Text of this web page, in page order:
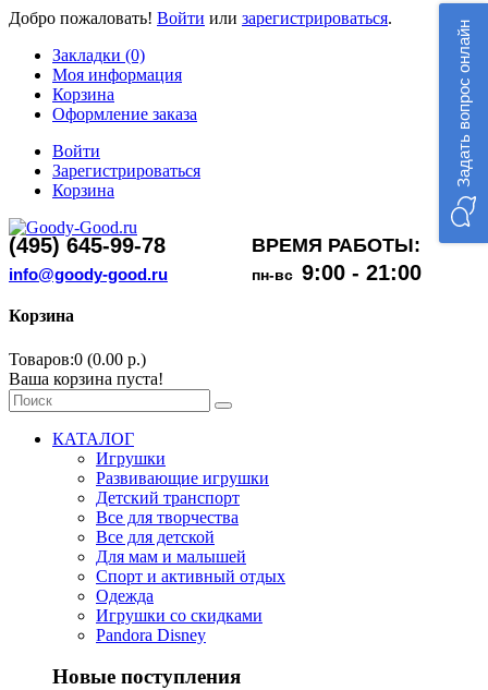
Добро пожаловать! Войти или зарегистрироваться.
Закладки (0)
Моя информация
Корзина
Оформление заказа
Войти
Зарегистрироваться
Корзина
(495) 645-99-78 ВРЕМЯ РАБОТЫ:
info@goody-good.ru пн-вс 9:00 - 21:00
Корзина
Товаров:0 (0.00 р.)
Ваша корзина пуста!
КАТАЛОГ
Игрушки
Развивающие игрушки
Детский транспорт
Все для творчества
Все для детской
Для мам и малышей
Спорт и активный отдых
Одежда
Игрушки со скидками
Pandora Disney
Новые поступления
Задать вопрос онлайн